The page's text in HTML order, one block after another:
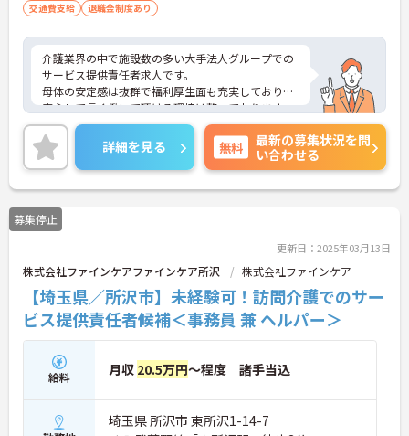
交通費支給
退職金制度あり
介護業界の中で施設数の多い大手法人グループでの
サービス提供責任者求人です。
母体の安定感は抜群で福利厚生面も充実しており、
安心して長く働いて頂ける環境は整っております。
また、頑張りがきちんと評価に繋がります。
ご興味のある方はぜひお気軽にお問い合わせくださ
い。
詳細を見る 無料
最新の募集状況を問
い合わせる
募集停止
更新日：2025年03月13日
株式会社ファインケアファインケア所沢 株式会社ファインケア
【埼玉県／所沢市】未経験可！訪問介護でのサー
ビス提供責任者候補＜事務員 兼 ヘルパー＞
給料 月収 20.5万円～程度 諸手当込
埼玉県 所沢市 東所沢1-14-7